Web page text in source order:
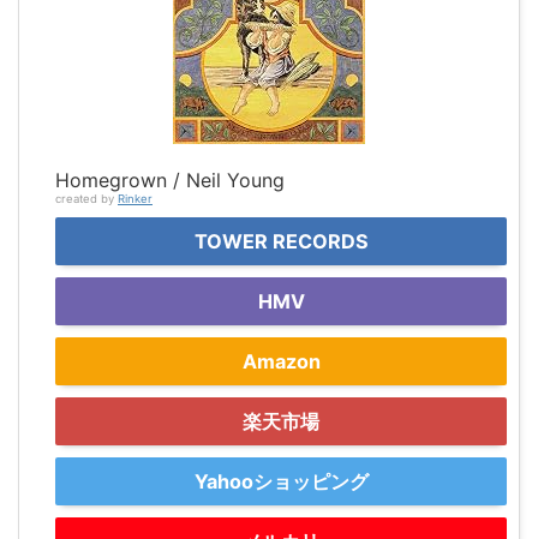
Homegrown / Neil Young
created by Rinker
TOWER RECORDS
HMV
Amazon
楽天市場
Yahooショッピング